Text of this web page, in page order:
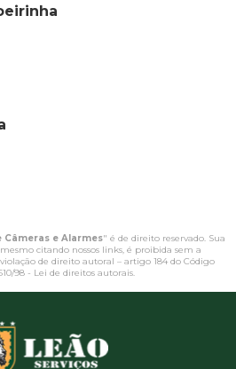
Câmeras e Alarmes" é de direito reservado. Sua
citando nossos links, é proibida sem a
de direito autoral – artigo 184 do Código
98 - Lei de direitos autorais.